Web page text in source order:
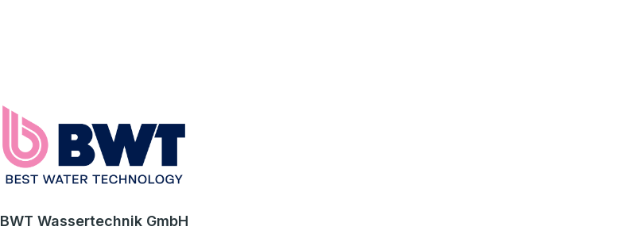
BWT Wassertechnik GmbH